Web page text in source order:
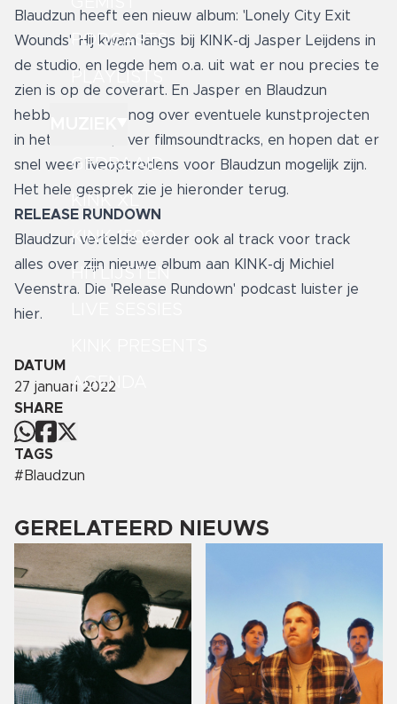
PODCASTS
PLAYLISTS
GEDRAAID
KINK XL
KINK 1500
HITLIJSTEN
AGENDA
Blaudzun heeft een nieuw album: 'Lonely City Exit
Wounds'. Hij kwam langs bij KINK-dj Jasper Leijdens in
de studio, en legde hem o.a. uit wat er nou precies te
zien is op de coverart. En Jasper en Blaudzun
hebben het ook nog over eventuele kunstprojecten
in het museum, over filmsoundtracks, en hopen dat er
snel weer liveoptredens voor Blaudzun mogelijk zijn.
Het hele gesprek zie je hieronder terug.
RELEASE RUNDOWN
Blaudzun vertelde eerder ook al track voor track
alles over zijn nieuwe album aan KINK-dj Michiel
Veenstra. Die 'Release Rundown' podcast luister je
hier.
DATUM
27 januari 2022
SHARE
TAGS
# Blaudzun
GERELATEERD NIEUWS